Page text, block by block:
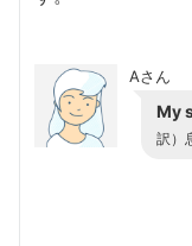
Aさん
My
訳）